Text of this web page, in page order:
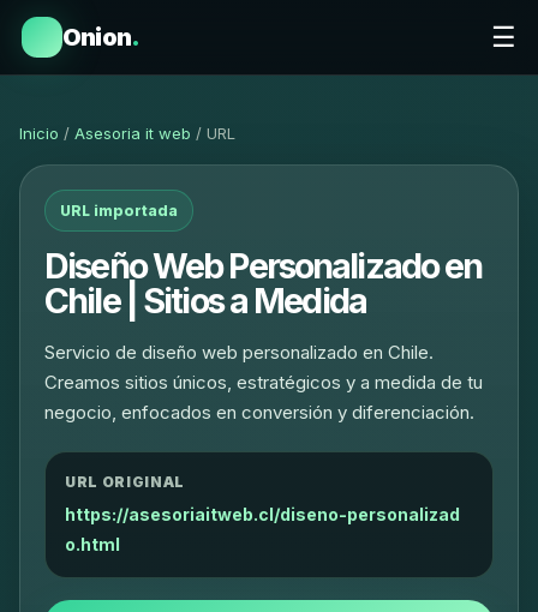
Onion. ☰
Inicio / Asesoria it web / URL
URL importada
Diseño Web Personalizado en
Chile | Sitios a Medida
Servicio de diseño web personalizado en Chile.
Creamos sitios únicos, estratégicos y a medida de tu
negocio, enfocados en conversión y diferenciación.
URL ORIGINAL
https://asesoriaitweb.cl/diseno-personalizad
o.html